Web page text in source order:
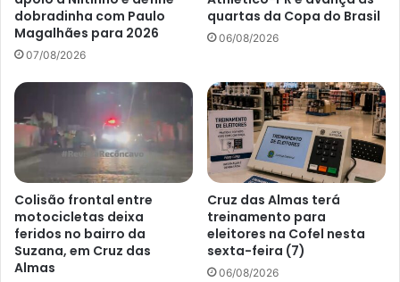
dobradinha com Paulo
Magalhães para 2026
07/08/2026
quartas da Copa do Brasil
06/08/2026
Colisão frontal entre
motocicletas deixa
feridos no bairro da
Suzana, em Cruz das
Almas
Cruz das Almas terá
treinamento para
eleitores na Cofel nesta
sexta-feira (7)
06/08/2026